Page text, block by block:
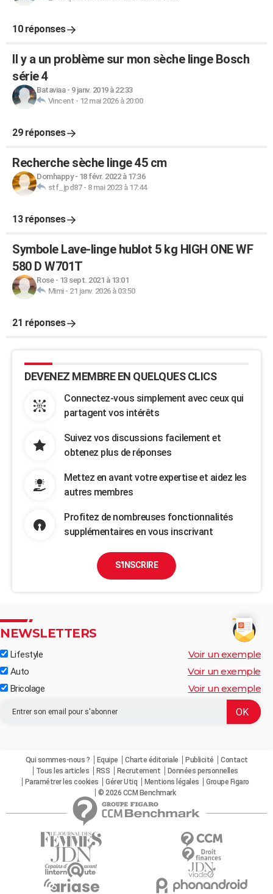
10 réponses
Il y a un problème sur mon sèche linge Bosch
série 4
Bataviaa- 9 janv. 2019 à 22:33
Vincent - 12 mai 2026 à 20:00
29 réponses
Recherche sèche linge 45 cm
Domhappy- 18 févr. 2022 à 17:36
stf_jpd87- 8 mai 2023 à 17:44
13 réponses
Symbole Lave-linge hublot 5 kg HIGH ONE WF
580 D W701T
Rose- 13 sept. 2021 à 13:01
Mimi- 21 janv. 2026 à 03:50
21 réponses
DEVENEZ MEMBRE EN QUELQUES CLICS
Connectez-vous simplement avec ceux qui
partagent vos intérêts
Suivez vos discussions facilement et
obtenez plus de réponses
Mettez en avant votre expertise et aidez les
autres membres
Profitez de nombreuses fonctionnalités
supplémentaires en vous inscrivant
S'INSCRIRE
NEWSLETTERS
Lifestyle Voir un exemple
Auto Voir un exemple
Bricolage Voir un exemple
Qui sommes-nous ? Equipe Charte éditoriale Publicité
Contact
Tous les articles
RSS Recrutement
Données personnelles
Paramétrer les cookies
Gérer Utiq Mentions légales
Groupe Figaro
© 2026 CCM Benchmark